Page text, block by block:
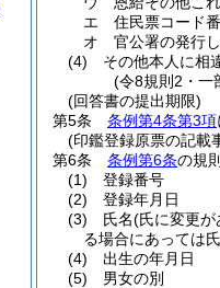
エ
住民票コード
オ
官公署の発行
(4)
その他本人に相
(令8規則2・一
(回答書の提出期限)
第5条
条例第4条第3項
(印鑑登録原票の記載
第6条
条例第6条の規
(1)
登録番号
(2)
登録年月日
(3)
氏名(氏に変更が
る場合にあっては
(4)
出生の年月日
(5)
男女の別